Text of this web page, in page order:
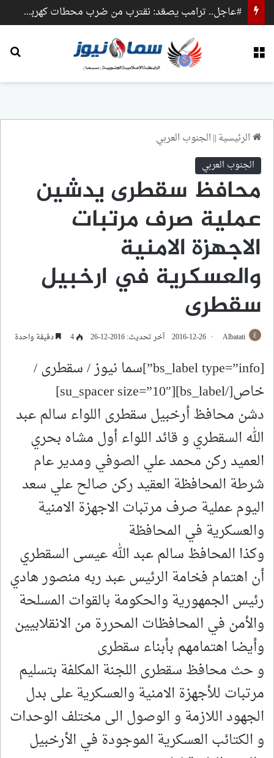
#عاجل.. ترامب يصعّد: نقترب من ضرب محطات كهرباء وجسور داخل إيران
الرئيسية||الجنوب العربي
الجنوب العربي
محافظ سقطرى يدشين
عملية صرف مرتبات
الاجهزة الامنية
والعسكرية في ارخبيل
سقطرى
Albatati
2016-12-26 آخر تحديث: 2016-12-26 4 دقيقة واحدة
[bs_label type=”info”]سما نيوز / سقطرى /
خاص[/bs_label][su_spacer size=”10″]
دشن محافظ أرخبيل سقطرى اللواء سالم عبد
الله السقطري و قائد اللواء أول مشاه بحري
العميد ركن محمد علي الصوفي ومدير عام
شرطة المحافظة العقيد ركن صالح علي سعد
اليوم عملية صرف مرتبات الاجهزة الامنية
والعسكرية في المحافظة
وكذا المحافظ سالم عبد الله عيسى السقطري
أن اهتمام فخامة الرئيس عبد ربه منصور هادي
رئيس الجمهورية والحكومة بالقوات المسلحة
والأمن في المحافظات المحررة من الانقلابيين
وأيضا اهتمامهم بأبناء سقطرى
و حث محافظ سقطرى اللجنة المكلفة بتسليم
مرتبات للأجهزة الامنية والعسكرية على بدل
الجهود اللازمة و الوصول الى مختلف الوحدات
و الكتائب العسكرية الموجودة في الأرخبيل